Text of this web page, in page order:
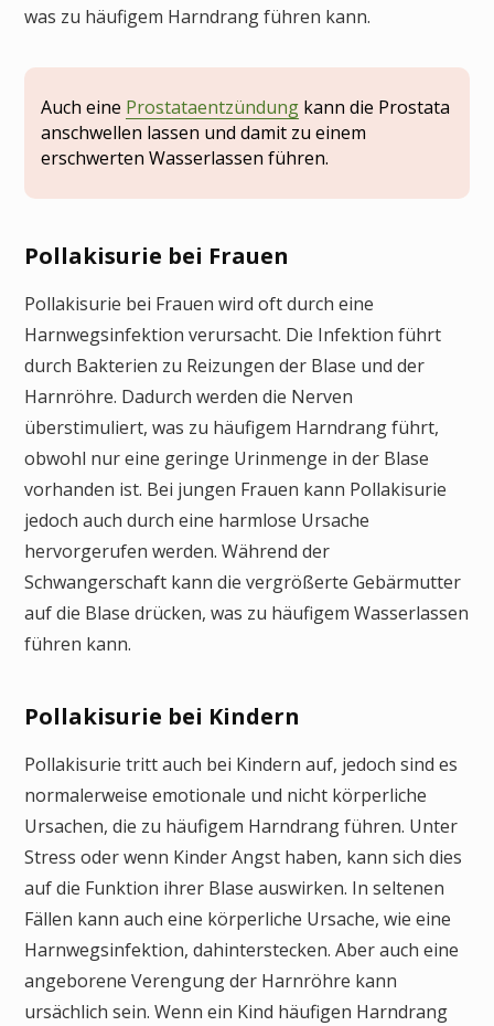
was zu häufigem Harndrang führen kann.
Auch eine Prostataentzündung kann die Prostata
anschwellen lassen und damit zu einem
erschwerten Wasserlassen führen.
Pollakisurie bei Frauen
Pollakisurie bei Frauen wird oft durch eine
Harnwegsinfektion verursacht. Die Infektion führt
durch Bakterien zu Reizungen der Blase und der
Harnröhre. Dadurch werden die Nerven
überstimuliert, was zu häufigem Harndrang führt,
obwohl nur eine geringe Urinmenge in der Blase
vorhanden ist. Bei jungen Frauen kann Pollakisurie
jedoch auch durch eine harmlose Ursache
hervorgerufen werden. Während der
Schwangerschaft kann die vergrößerte Gebärmutter
auf die Blase drücken, was zu häufigem Wasserlassen
führen kann.
Pollakisurie bei Kindern
Pollakisurie tritt auch bei Kindern auf, jedoch sind es
normalerweise emotionale und nicht körperliche
Ursachen, die zu häufigem Harndrang führen. Unter
Stress oder wenn Kinder Angst haben, kann sich dies
auf die Funktion ihrer Blase auswirken. In seltenen
Fällen kann auch eine körperliche Ursache, wie eine
Harnwegsinfektion, dahinterstecken. Aber auch eine
angeborene Verengung der Harnröhre kann
ursächlich sein. Wenn ein Kind häufigen Harndrang